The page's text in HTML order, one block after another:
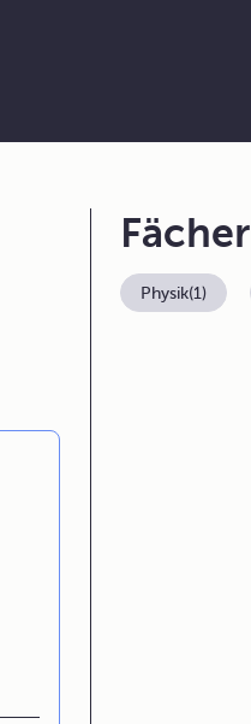
Fächer
Physik(1)